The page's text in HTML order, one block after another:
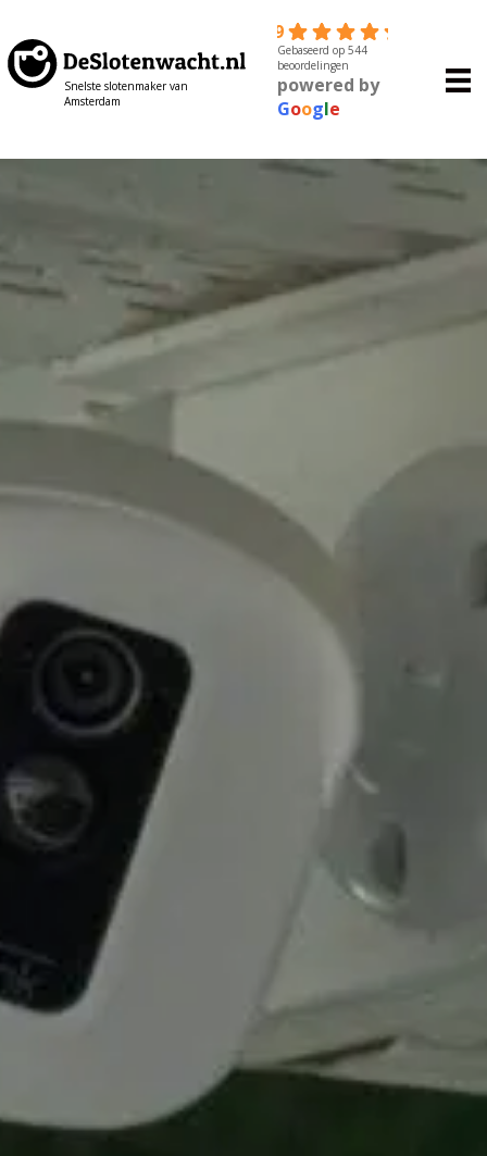
Snelste slotenmaker van
Amsterdam
4.9
Gebaseerd op 544
beoordelingen
powered by
Google